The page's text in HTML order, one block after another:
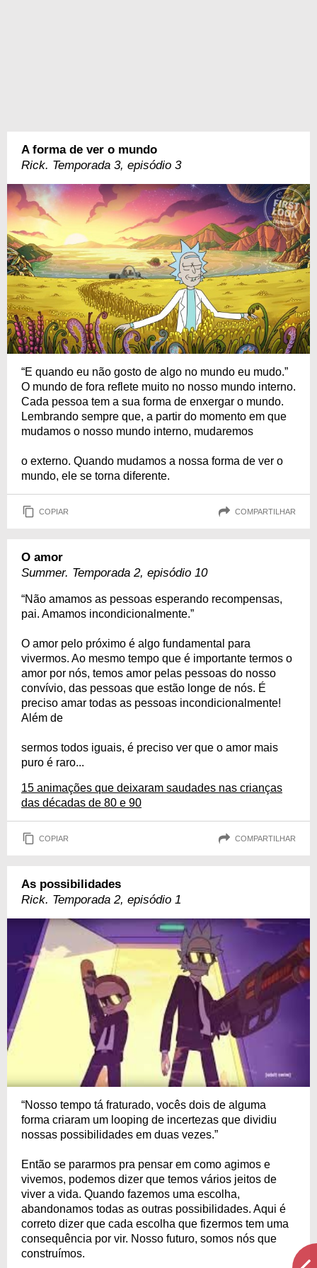
A forma de ver o mundo
Rick. Temporada 3, episódio 3
“E quando eu não gosto de algo no mundo eu mudo.”
O mundo de fora reflete muito no nosso mundo interno.
Cada pessoa tem a sua forma de enxergar o mundo.
Lembrando sempre que, a partir do momento em que
mudamos o nosso mundo interno, mudaremos
o externo. Quando mudamos a nossa forma de ver o
mundo, ele se torna diferente.
COPIAR COMPARTILHAR
O amor
Summer. Temporada 2, episódio 10
“Não amamos as pessoas esperando recompensas,
pai. Amamos incondicionalmente.”
O amor pelo próximo é algo fundamental para
vivermos. Ao mesmo tempo que é importante termos o
amor por nós, temos amor pelas pessoas do nosso
convívio, das pessoas que estão longe de nós. É
preciso amar todas as pessoas incondicionalmente!
Além de
sermos todos iguais, é preciso ver que o amor mais
puro é raro...
15 animações que deixaram saudades nas crianças
das décadas de 80 e 90
COPIAR COMPARTILHAR
As possibilidades
Rick. Temporada 2, episódio 1
“Nosso tempo tá fraturado, vocês dois de alguma
forma criaram um looping de incertezas que dividiu
nossas possibilidades em duas vezes.”
Então se pararmos pra pensar em como agimos e
vivemos, podemos dizer que temos vários jeitos de
viver a vida. Quando fazemos uma escolha,
abandonamos todas as outras possibilidades. Aqui é
correto dizer que cada escolha que fizermos tem uma
consequência por vir. Nosso futuro, somos nós que
construímos.